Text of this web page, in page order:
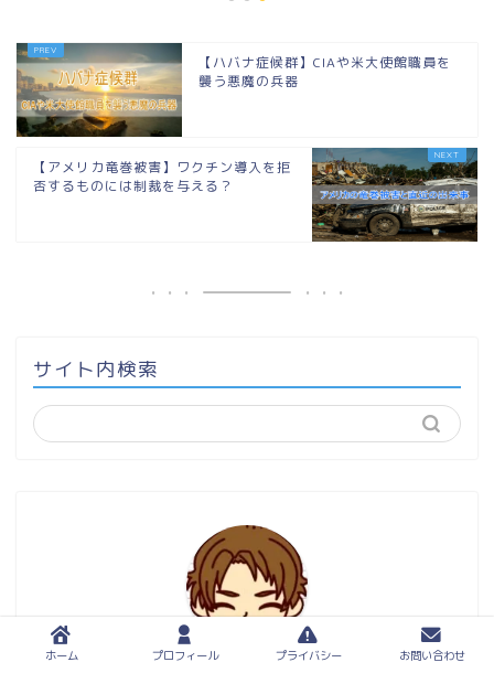
【ハバナ症候群】CIAや米大使館職員を
襲う悪魔の兵器
【アメリカ竜巻被害】ワクチン導入を拒
否するものには制裁を与える？
サイト内検索
ホーム プロフィール プライバシー お問い合わせ